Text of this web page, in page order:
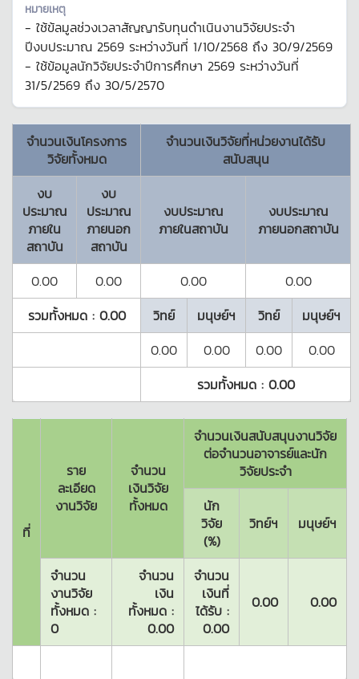
หมายเหตุ
- ใช้ข้ลมูลช่วงเวลาสัญญารับทุนดำเนินงานวิจัยประจำ
ปีงบประมาณ 2569 ระหว่างวันที่ 1/10/2568 ถึง 30/9/2569
- ใช้ข้อมูลนักวิจัยประจำปีการศึกษา 2569 ระหว่างวันที่
31/5/2569 ถึง 30/5/2570
จำนวนเงินโครงการ
วิจัยทั้งหมด
จำนวนเงินวิจัยที่หน่วยงานได้รับ
สนับสนุน
งบ
ประมาณ
ภายใน
สถาบัน
งบ
ประมาณ
ภายนอก
สถาบัน
งบประมาณ
ภายในสถาบัน
งบประมาณ
ภายนอกสถาบัน
0.00 0.00 0.00
0.00
รวมทั้งหมด : 0.00 วิทย์ มนุษย์ฯ วิทย์
มนุษย์ฯ
0.00
0.00 0.00
0.00
รวมทั้งหมด : 0.00
ที่
ราย
ละเอียด
งานวิจัย
จำนวน
เงินวิจัย
ทั้งหมด
จำนวนเงินสนับสนุนงานวิจัย
ต่อจำนวนอาจารย์และนัก
วิจัยประจำ
นัก
วิจัย
(%)
วิทย์ฯ มนุษย์ฯ
จำนวน
งานวิจัย
ทั้งหมด :
0
จำนวน
เงิน
ทั้งหมด :
0.00
จำนวน
เงินที่
ได้รับ :
0.00
0.00 0.00